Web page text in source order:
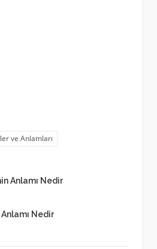
ve Anlamları
Anlamı Nedir
Nedir